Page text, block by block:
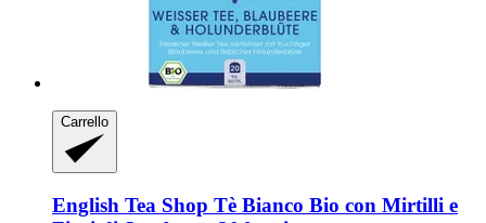
Carrello
English Tea Shop Tè Bianco Bio con Mirtilli e